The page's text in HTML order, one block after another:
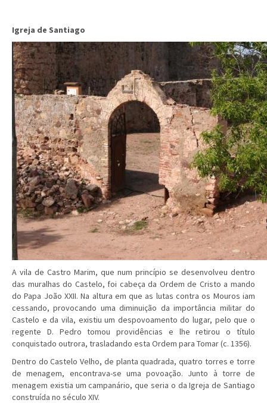
Igreja de Santiago
A vila de Castro Marim, que num princípio se desenvolveu dentro
das muralhas do Castelo, foi cabeça da Ordem de Cristo a mando
do Papa João XXII. Na altura em que as lutas contra os Mouros iam
cessando, provocando uma diminuição da importância militar do
Castelo e da vila, existiu um despovoamento do lugar, pelo que o
regente D. Pedro tomou providências e lhe retirou o título
conquistado outrora, trasladando esta Ordem para Tomar (c. 1356).
Dentro do Castelo Velho, de planta quadrada, quatro torres e torre
de menagem, encontrava-se uma povoação. Junto à torre de
menagem existia um campanário, que seria o da Igreja de Santiago
construída no século XIV.